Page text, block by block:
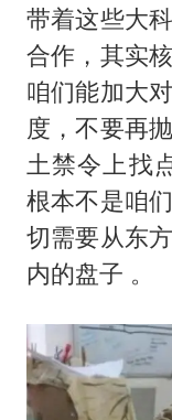
带着这些大
合作，其实
咱们能加大
度，不要再
土禁令上找
根本不是咱
切需要从东
内的盘子 。